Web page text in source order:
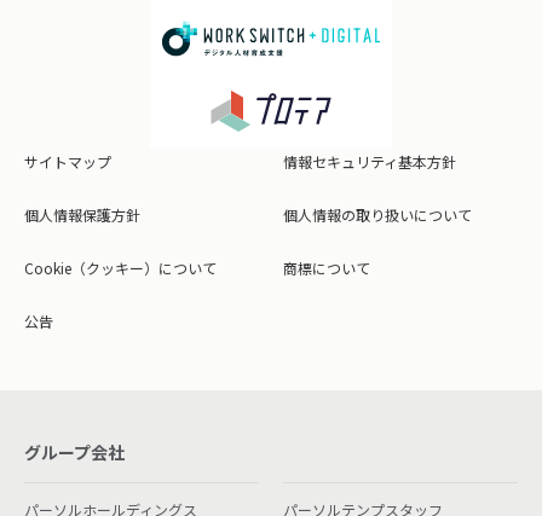
サイトマップ 情報セキュリティ基本方針
個人情報保護方針 個人情報の取り扱いについて
Cookie（クッキー）について 商標について
公告
グループ会社
パーソルホールディングス パーソルテンプスタッフ